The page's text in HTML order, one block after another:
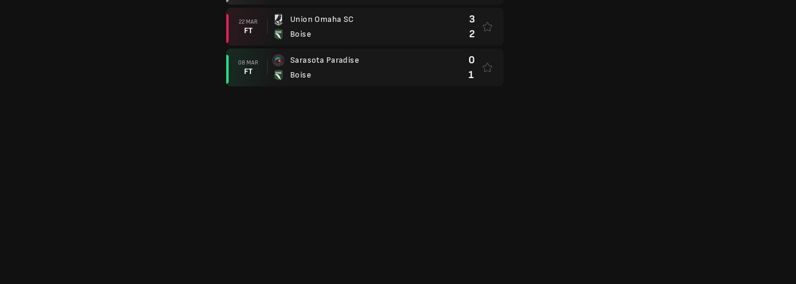
22 MAR
FT
Union Omaha SC
Boise
3
2
08 MAR
FT
Sarasota Paradise
Boise
0
1